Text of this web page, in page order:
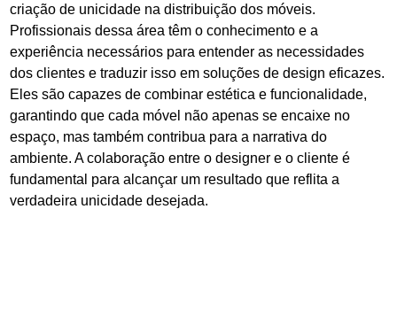
criação de unicidade na distribuição dos móveis.
Profissionais dessa área têm o conhecimento e a
experiência necessários para entender as necessidades
dos clientes e traduzir isso em soluções de design eficazes.
Eles são capazes de combinar estética e funcionalidade,
garantindo que cada móvel não apenas se encaixe no
espaço, mas também contribua para a narrativa do
ambiente. A colaboração entre o designer e o cliente é
fundamental para alcançar um resultado que reflita a
verdadeira unicidade desejada.